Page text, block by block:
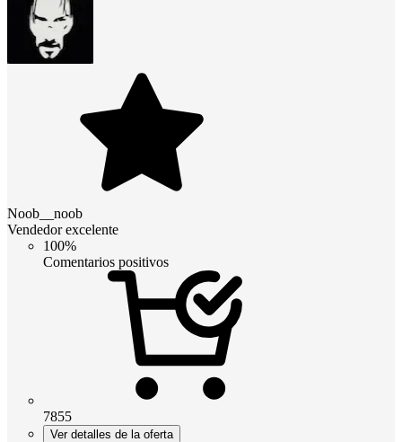
Noob__noob
Vendedor excelente
100%
Comentarios positivos
7855
Ver detalles de la oferta